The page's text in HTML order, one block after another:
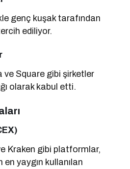
genç kuşak tarafından
ediliyor.
Square gibi şirketler
olarak kabul etti.
Kraken gibi platformlar,
en yaygın kullanılan